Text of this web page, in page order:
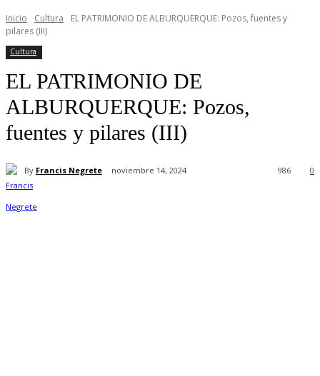
Inicio Cultura
EL PATRIMONIO DE ALBURQUERQUE: Pozos, fuentes y
pilares (III)
Cultura
EL PATRIMONIO DE
ALBURQUERQUE: Pozos,
fuentes y pilares (III)
By Francis Negrete noviembre 14, 2024 0
986